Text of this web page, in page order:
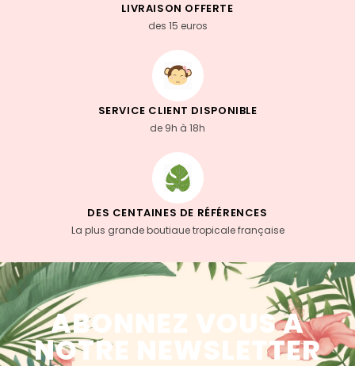
LIVRAISON OFFERTE
des 15 euros
SERVICE CLIENT DISPONIBLE
de 9h à 18h
DES CENTAINES DE RÉFÉRENCES
La plus grande boutiaue tropicale française
ABONNEZ VOUS A
NOTRE NEWSLETTER